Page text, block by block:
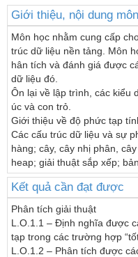
Giới thiệu, nội dung
Môn học nhằm cung cấp
trúc dữ liệu nền tảng. Môn
hân tích và đánh giá được
dữ liệu đó.
Ôn lại về lập trình, các kiểu
úc và con trỏ.
Giới thiệu về độ phức tạp
Các cấu trúc dữ liệu và sự
hàng; cây, cây nhị phân,
heap; giải thuật sắp xếp;
Kết quả cần đạt được
Phân tích giải thuật
L.O.1.1 – Định nghĩa được
tạp trong các trường hợp
L.O.1.2 – Phân tích được